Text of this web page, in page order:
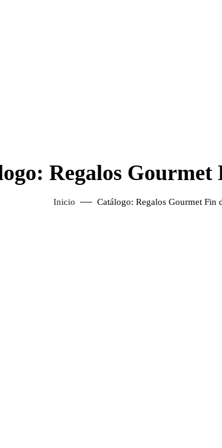
Regalos Gourmet
Inicio Catálogo: Regalos Gourmet Fin